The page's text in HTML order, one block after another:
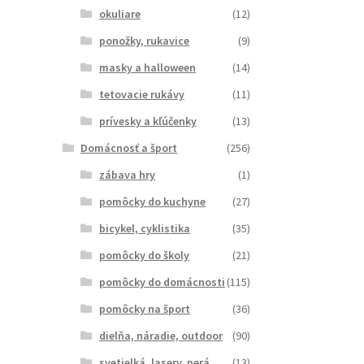
okuliare
(12)
ponožky, rukavice
(9)
masky a halloween
(14)
tetovacie rukávy
(11)
prívesky a kľúčenky
(13)
Domácnosť a šport
(256)
zábava hry
(1)
pomôcky do kuchyne
(27)
bicykel, cyklistika
(35)
pomôcky do školy
(21)
pomôcky do domácnosti (115)
pomôcky na šport
(36)
dielňa, náradie, outdoor
(90)